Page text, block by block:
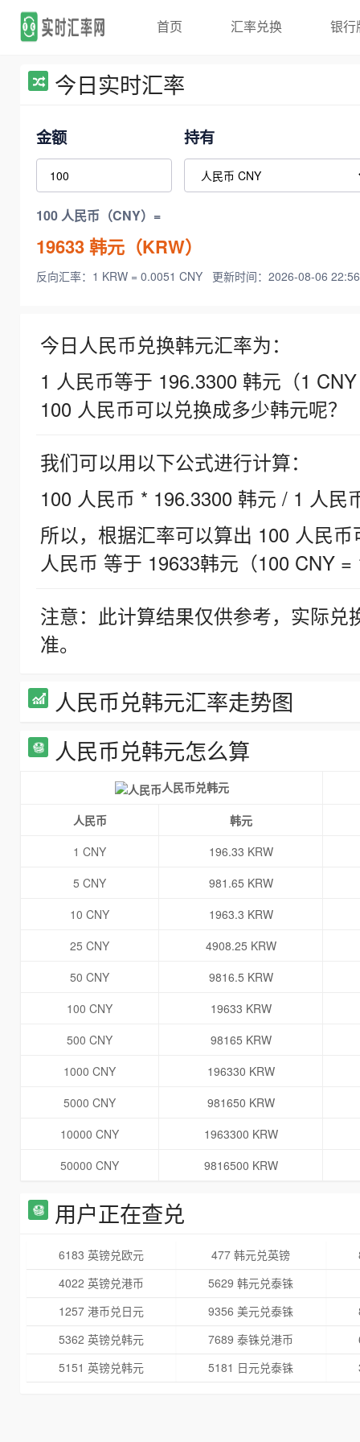
首页 汇率兑换 银行
今日实时汇率
金额 持有
100 人民币（CNY）=
19633韩元（KRW）
反向汇率：1 KRW = 0.0051 CNY 更新时间：2026-08-06
今日人民币兑换韩元汇率为：
1 人民币等于 196.3300 韩元（1
100 人民币可以兑换成多少韩元呢？
我们可以用以下公式进行计算：
100 人民币 * 196.3300 韩元 / 1 人民
所以，根据汇率可以算出 100 人民
人民币 等于 19633韩元（100 CNY =
注意：此计算结果仅供参考，实际
准。
人民币兑韩元汇率走势图
人民币兑韩元怎么算
人民币兑韩元
人民币
韩元
1 CNY
196.33 KRW
5 CNY
981.65 KRW
10 CNY
1963.3 KRW
25 CNY
4908.25 KRW
50 CNY
9816.5 KRW
100 CNY
19633 KRW
500 CNY
98165 KRW
1000 CNY
196330 KRW
5000 CNY
981650 KRW
10000 CNY
1963300 KRW
50000 CNY
9816500 KRW
用户正在查兑
6183 英镑兑欧元 477 韩元兑英镑
4022 英镑兑港币
5629 韩元兑泰铢
1257 港币兑日元
9356 美元兑泰铢
5362 英镑兑韩元
7689 泰铢兑港币
5151 英镑兑韩元
5181 日元兑泰铢